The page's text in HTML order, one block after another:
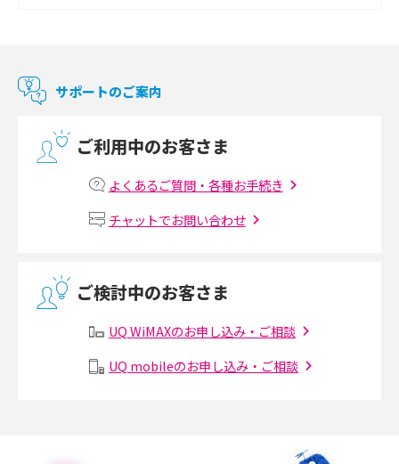
2017年10月(4)
2017年8月(4)
2017年7月(6)
2017年6月(6)
2017年4月(8)
2017年3月(9)
2017年2月(7)
2017年1月(6)
マンションで使えるWi-Fiは？種類ごとの特徴や選び方を紹介
マンションで光回線の利用を始める手順は？設備状況の確認方法も解説
Wi-Fiルーターの設定方法をわかりやすく解説！事前に準備すべきものも紹
無線LANとは？メリット・デメリットや接続方法を解説
メッシュWi-Fiとは？仕組みやメリット・デメリット、中継機との違いを解
サポートのご案内
ご利用中のお客さま
よくあるご質問・各種お手続き
チャットでお問い合わせ
ご検討中のお客さま
UQ WiMAXのお申し込み・ご相談
UQ mobileのお申し込み・ご相談